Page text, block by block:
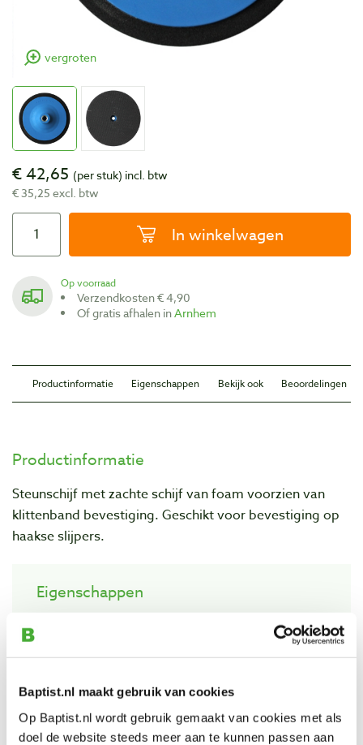
Baptist.nl maakt gebruik van cookies
Op Baptist.nl wordt gebruik gemaakt van cookies met als
doel de website steeds meer aan te kunnen passen aan
vergroten
€ 42,65 (per stuk) incl. btw
€ 35,25 excl. btw
In winkelwagen
Op voorraad
Verzendkosten € 4,90
Of gratis afhalen inArnhem
Productinformatie Eigenschappen Bekijk ook Beoordelingen
Productinformatie
Steunschijf met zachte schijf van foam voorzien van
klittenband bevestiging. Geschikt voor bevestiging op
haakse slijpers.
Eigenschappen
Spindeldraad: M14
Max. toerental:6.500 toeren per minuut